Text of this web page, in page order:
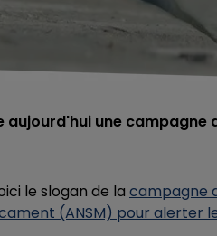
aujourd'hui une campagne
le slogan de la campagne
(ANSM) pour alerter